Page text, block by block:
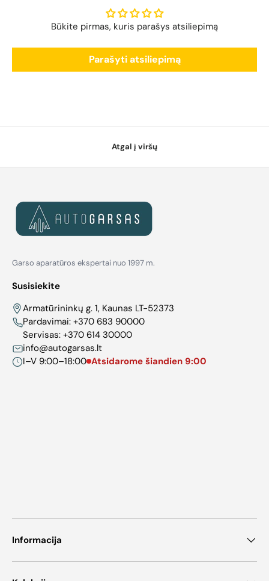
Būkite pirmas, kuris parašys atsiliepimą
Parašyti atsiliepimą
Atgal į viršų
Garso aparatūros ekspertai nuo 1997 m.
Susisiekite
Armatūrininkų g. 1, Kaunas LT-52373
Pardavimai: +370 683 90000
Servisas: +370 614 30000
info@autogarsas.lt
I–V 9:00–18:00 Atsidarome šiandien 9:00
Informacija